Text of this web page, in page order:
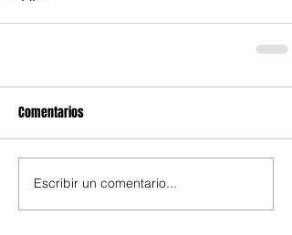
Comentarios
Escribir un comentario...